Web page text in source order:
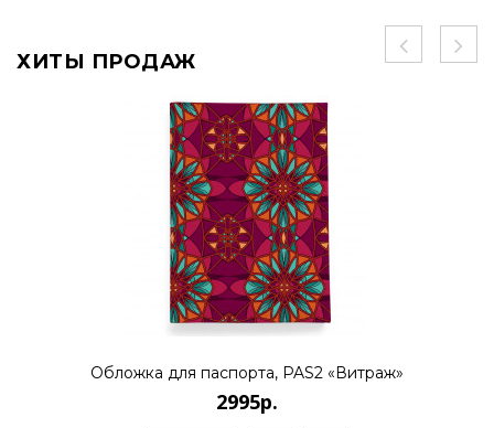
ХИТЫ ПРОДАЖ
Обложка для паспорта, PAS2 «Витраж»
2995р.